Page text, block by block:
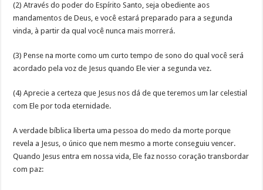
(2) Através do poder do Espírito Santo, seja obediente aos
mandamentos de Deus, e você estará preparado para a segunda
vinda, à partir da qual você nunca mais morrerá.
(3) Pense na morte como um curto tempo de sono do qual você será
acordado pela voz de Jesus quando Ele vier a segunda vez.
(4) Aprecie a certeza que Jesus nos dá de que teremos um lar celestial
com Ele por toda eternidade.
A verdade bíblica liberta uma pessoa do medo da morte porque
revela a Jesus, o único que nem mesmo a morte conseguiu vencer.
Quando Jesus entra em nossa vida, Ele faz nosso coração transbordar
com paz: